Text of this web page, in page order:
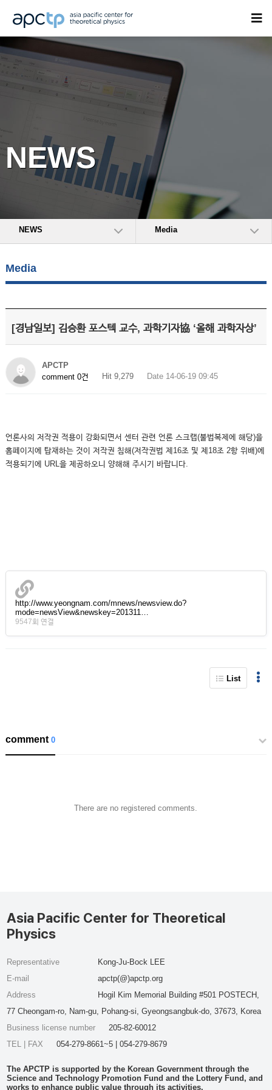
NEWS
NEWS Media
Media
[경남일보] 김승환 포스텍 교수, 과학기자協 ‘올해 과학자상’
APCTP
comment 0건
Hit 9,279 Date 14-06-19 09:45
언론사의 저작권 적용이 강화되면서 센터 관련 언론 스크랩(불법복제에 해당)을
홈페이지에 탑재하는 것이 저작권 침해(저작권법 제16조 및 제18조 2항 위배)에
적용되기에 URL을 제공하오니 양해해 주시기 바랍니다.
http://www.yeongnam.com/mnews/newsview.do?
mode=newsView&newskey=201311…
9547회 연결
List
comment0
There are no registered comments.
Asia Pacific Center for Theoretical
Physics
Representative
Kong-Ju-Bock LEE
E-mail
apctp(@)apctp.org
Address
Hogil Kim Memorial Building #501 POSTECH,
77 Cheongam-ro, Nam-gu, Pohang-si, Gyeongsangbuk-do, 37673, Korea
Business license number
205-82-60012
TEL | FAX
054-279-8661~5 | 054-279-8679
The APCTP is supported by the Korean Government through the
Science and Technology Promotion Fund and the Lottery Fund, and
works to enhance public value through its activities.